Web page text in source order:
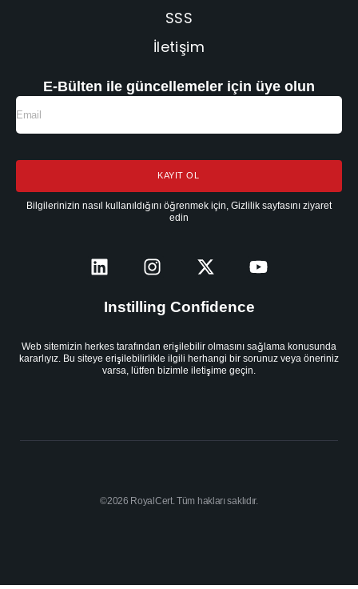
SSS
İletişim
E-Bülten ile güncellemeler için üye olun
KAYIT OL
Bilgilerinizin nasıl kullanıldığını öğrenmek için, Gizlilik sayfasını ziyaret
edin
Instilling Confidence
Web sitemizin herkes tarafından erişilebilir olmasını sağlama konusunda
kararlıyız. Bu siteye erişilebilirlikle ilgili herhangi bir sorunuz veya öneriniz
varsa, lütfen bizimle iletişime geçin.
©2026 RoyalCert. Tüm hakları saklıdır.